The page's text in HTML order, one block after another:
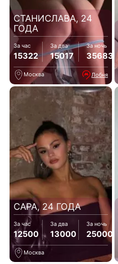
СТАНИСЛАВА, 24
ГОДА
За час
15322
За два
15017
За ночь
35683
Москва Лобня
САРА, 24 ГОДА
За час
12500
За два
13000
За ночь
25000
Москва